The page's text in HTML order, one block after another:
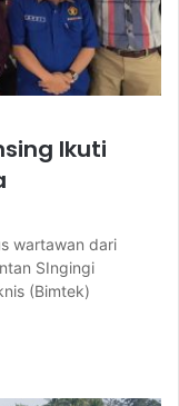
Ikuti
wartawan dari
SIngingi
(Bimtek)